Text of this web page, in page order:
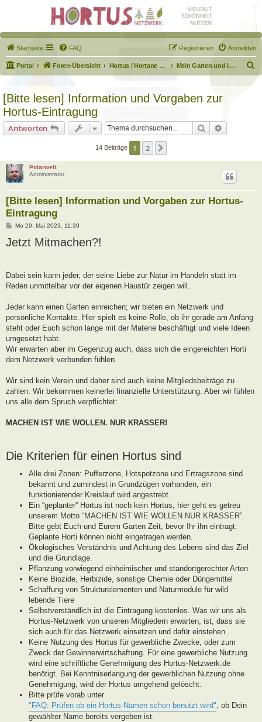
Startseite FAQ Anmelden
Registrieren
Portal Foren-Übersicht Hortus / Hortane Habitate / Garten auf dem Weg Mein Garten und ich!
u
[Bitte lesen] Information und Vorgaben zur
Hortus-Eintragung
Antworten Suche
14 Beiträge 1 2
Polarwelt
Administrator
[Bitte lesen] Information und Vorgaben zur Hortus-
Eintragung
B
i
t
Mo 29. Mai 2023, 11:39
Jetzt Mitmachen?!
Dabei sein kann jeder, der seine Liebe zur Natur im Handeln statt im
Reden unmittelbar vor der eigenen Haustür zeigen will.
Jeder kann einen Garten einreichen; wir bieten ein Netzwerk und
persönliche Kontakte. Hier spielt es keine Rolle, ob ihr gerade am Anfang
steht oder Euch schon lange mit der Materie beschäftigt und viele Ideen
umgesetzt habt.
Wir erwarten aber im Gegenzug auch, dass sich die eingereichten Horti
dem Netzwerk verbunden fühlen.
Wir sind kein Verein und daher sind auch keine Mitgliedsbeiträge zu
zahlen. Wir bekommen keinerlei finanzielle Unterstützung. Aber wir fühlen
uns alle dem Spruch verpflichtet:
MACHEN IST WIE WOLLEN. NUR KRASSER!
Die Kriterien für einen Hortus sind
Alle drei Zonen: Pufferzone, Hotspotzone und Ertragszone sind
bekannt und zumindest in Grundzügen vorhanden, ein
funktionierender Kreislauf wird angestrebt.
Ein “geplanter” Hortus ist noch kein Hortus, hier geht es getreu
unserem Motto “MACHEN IST WIE WOLLEN NUR KRASSER”.
Bitte gebt Euch und Eurem Garten Zeit, bevor Ihr ihn eintragt.
Geplante Horti können nicht eingetragen werden.
Ökologisches Verständnis und Achtung des Lebens sind das Ziel
und die Grundlage.
Pflanzung vorwiegend einheimischer und standortgerechter Arten
Keine Biozide, Herbizide, sonstige Chemie oder Düngemittel
Schaffung von Strukturelementen und Naturmodule für wild
lebende Tiere
Selbstverständlich ist die Eintragung kostenlos. Was wir uns als
Hortus-Netzwerk von unseren Mitgliedern erwarten, ist, dass sie
sich auch für das Netzwerk einsetzen und dafür einstehen.
Keine Nutzung des Hortus für gewerbliche Zwecke, oder zum
Zweck der Gewinnerwirtschaftung. Für eine gewerbliche Nutzung
wird eine schriftliche Genehmigung des Hortus-Netzwerk.de
benötigt. Bei Kenntniserlangung der gewerblichen Nutzung ohne
Genehmigung, wird der Hortus umgehend gelöscht.
Bitte prüfe vorab unter
"FAQ: Prüfen ob ein Hortus-Namen schon benutzt wird", ob Dein
gewählter Name bereits vergeben ist.